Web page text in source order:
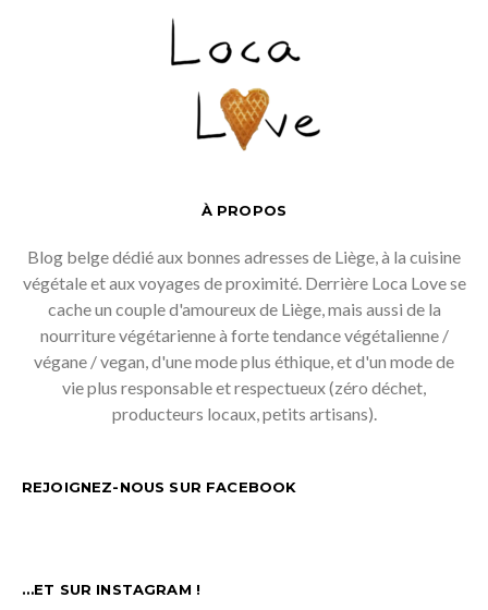
À PROPOS
Blog belge dédié aux bonnes adresses de Liège, à la cuisine
végétale et aux voyages de proximité. Derrière Loca Love se
cache un couple d'amoureux de Liège, mais aussi de la
nourriture végétarienne à forte tendance végétalienne /
végane / vegan, d'une mode plus éthique, et d'un mode de
vie plus responsable et respectueux (zéro déchet,
producteurs locaux, petits artisans).
REJOIGNEZ-NOUS SUR FACEBOOK
…ET SUR INSTAGRAM !